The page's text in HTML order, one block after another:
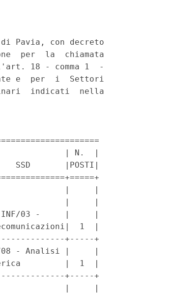
Pavia, con decreto
per  la  chiamata
18 - comma 1  -
e  per  i  Settori
indicati  nella
| N.  |
SSD       |POSTI|
|     |
|     |
03 -     |     |
1  |
+-----+
- Analisi |     |
|  1  |
+-----+
|     |